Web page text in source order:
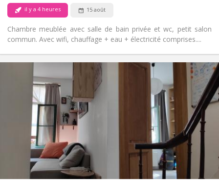
il y a 4 heures 15 août
Chambre meublée avec salle de bain privée et wc, petit salon
commun. Avec wifi, chauffage + eau + électricité comprises....
Infos Pratiques
Loyer:
560 €
Charges:
60 €
Durée:
12 mois, 5-6 mois
Domiciliation:
Non
Aménagement
Salle de bain:
Privée
Cuisine:
Commune
Superficie:
100 m
Pièces privées:
1